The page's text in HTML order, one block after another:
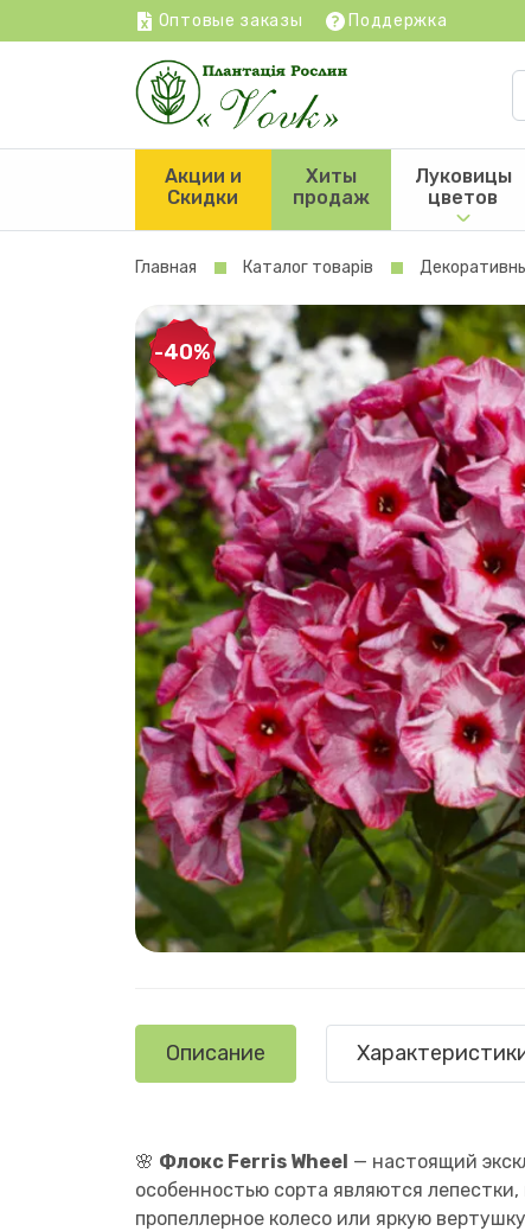
Оптовые заказы Поддержка
Акции и
Скидки
Хиты
продаж
Луковицы
цветов
Главная Каталог товарів
-40%
Описание
🌸 Флокс Ferris Wheel — настоящий
особенностью сорта являются
пропеллерное колесо или яркую